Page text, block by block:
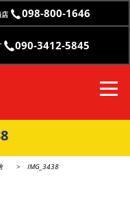
098-800-1646
090-3412-5845
IMG_3438